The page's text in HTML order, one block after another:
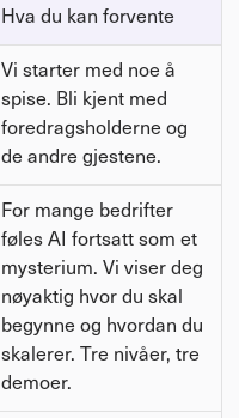
Hva du kan forvente
Vi starter med noe å
spise. Bli kjent med
foredragsholderne og
de andre gjestene.
For mange bedrifter
føles AI fortsatt som et
mysterium. Vi viser deg
nøyaktig hvor du skal
begynne og hvordan du
skalerer. Tre nivåer, tre
demoer.